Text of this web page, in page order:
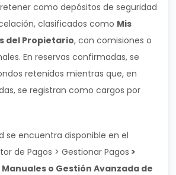
como depósitos de seguridad
clasificados como Mis
del Propietario, con comisiones o
En reservas confirmadas, se
retenidos mientras que, en
se registran como cargos por
se encuentra disponible en el
de Pagos > Gestionar Pagos >
o Gestión Avanzada de